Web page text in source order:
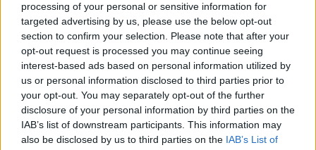
processing of your personal or sensitive information for
targeted advertising by us, please use the below opt-out
section to confirm your selection. Please note that after your
opt-out request is processed you may continue seeing
interest-based ads based on personal information utilized by
us or personal information disclosed to third parties prior to
your opt-out. You may separately opt-out of the further
disclosure of your personal information by third parties on the
IAB’s list of downstream participants. This information may
also be disclosed by us to third parties on the IAB’s List of
MIAMI (USA) —Vittoria da applausi quella diMartina Trevisan
che alMiami Openall'Hard Rock Stadium di Miami Gardens ha
sconfitto 6-3, 6-3 la lettoneJelena Ostapenko, già vincitrice del
Roland Garros nel 2017 e 22esima nel rankingmondiale della Wta.
Martina non ha praticamente mai sofferto l'avversaria, chiudendo la
contesa in meno di due ore. Virtualmente, con questo successo,
Trevisan ha raggiunto la
top 20 mondiale
, oltre ad aver raggiunto